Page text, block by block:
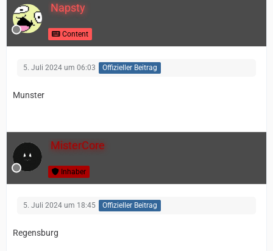
Napsty
Content
5. Juli 2024 um 06:03 Offizieller Beitrag
Munster
MisterCore
Inhaber
5. Juli 2024 um 18:45 Offizieller Beitrag
Regensburg